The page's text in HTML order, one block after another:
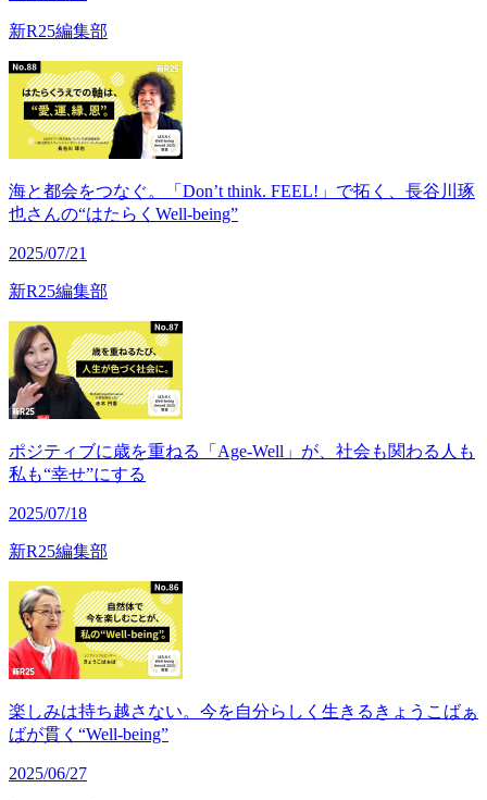
新R25編集部
海と都会をつなぐ。「Don’t think. FEEL!」で拓く、長谷川琢
也さんの“はたらくWell-being”
2025/07/21
新R25編集部
ポジティブに歳を重ねる「Age-Well」が、社会も関わる人も
私も“幸せ”にする
2025/07/18
新R25編集部
楽しみは持ち越さない。今を自分らしく生きるきょうこばぁ
ばが貫く“Well-being”
2025/06/27